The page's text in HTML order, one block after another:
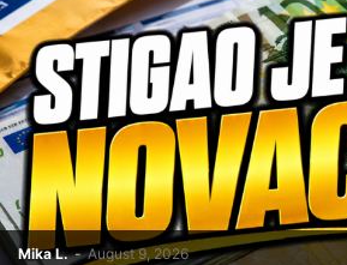
Mika L. - August 9, 2026